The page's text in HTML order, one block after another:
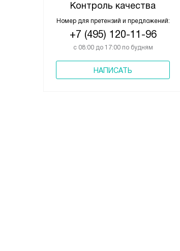
Контроль качества
Номер для претензий и предложений:
+7 (495) 120-11-96
с 08:00 до 17:00 по будням
НАПИСАТЬ